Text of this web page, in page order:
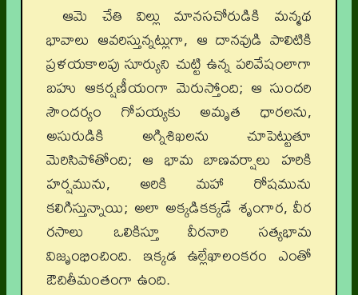
ఆమె చేతి విల్లు మానసచోరుడికి మన్మథ
భావాలు ఆవరిస్తున్నట్లుగా, ఆ దానవుడి పాలిటికి
ప్రళయకాలపు సూర్యుని చుట్టి ఉన్న పరివేషంలాగా
బహు ఆకర్షణీయంగా మెరుస్తోంది; ఆ సుందరి
సౌందర్యం గోపయ్యకు అమృత ధారలను,
అసురుడికి అగ్నిశిఖలను చూపెట్టుతూ
మెరిసిపోతోంది; ఆ భామ బాణవర్షాలు హరికి
హర్షమును, అరికి మహా రోషమును
కలిగిస్తున్నాయి; అలా అక్కడికక్కడే శృంగార, వీర
రసాలు ఒలికిస్తూ వీరనారి సత్యభామ
విజృంభించింది. ఇక్కడ ఉల్లేఖాలంకరం ఎంతో
ఔచితీమంతంగా ఉంది.